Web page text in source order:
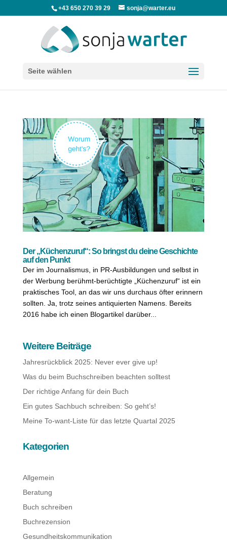
+43 650 270 39 29 sonja@warter.eu
Seite wählen
Der „Küchenzuruf“: So bringst du deine Geschichte
auf den Punkt
Der im Journalismus, in PR-Ausbildungen und selbst in
der Werbung berühmt-berüchtigte „Küchenzuruf“ ist ein
praktisches Tool, an das wir uns durchaus öfter erinnern
sollten. Ja, trotz seines antiquierten Namens. Bereits
2016 habe ich einen Blogartikel darüber...
Weitere Beiträge
Jahresrückblick 2025: Never ever give up!
Was du beim Buchschreiben beachten solltest
Der richtige Anfang für dein Buch
Ein gutes Sachbuch schreiben: So geht’s!
Meine To-want-Liste für das letzte Quartal 2025
Kategorien
Allgemein
Beratung
Buch schreiben
Buchrezension
Gesundheitskommunikation